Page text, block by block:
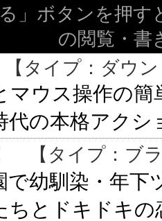
る」ボタンを押
の閲覧・書
【タイプ：ダウ
マウス操作の
代の本格アク
【タイプ：ブ
で幼馴染・年下
ちとドキドキ